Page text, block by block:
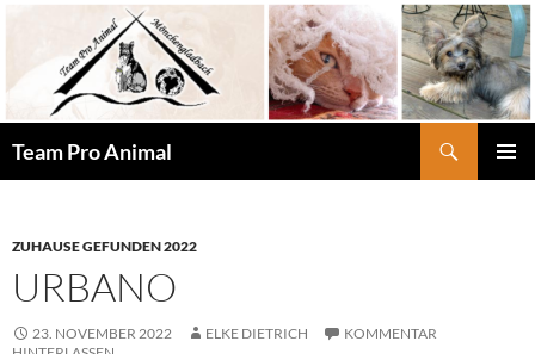
springen
Team Pro Animal
ZUHAUSE GEFUNDEN 2022
URBANO
23. NOVEMBER 2022 ELKE DIETRICH
KOMMENTAR